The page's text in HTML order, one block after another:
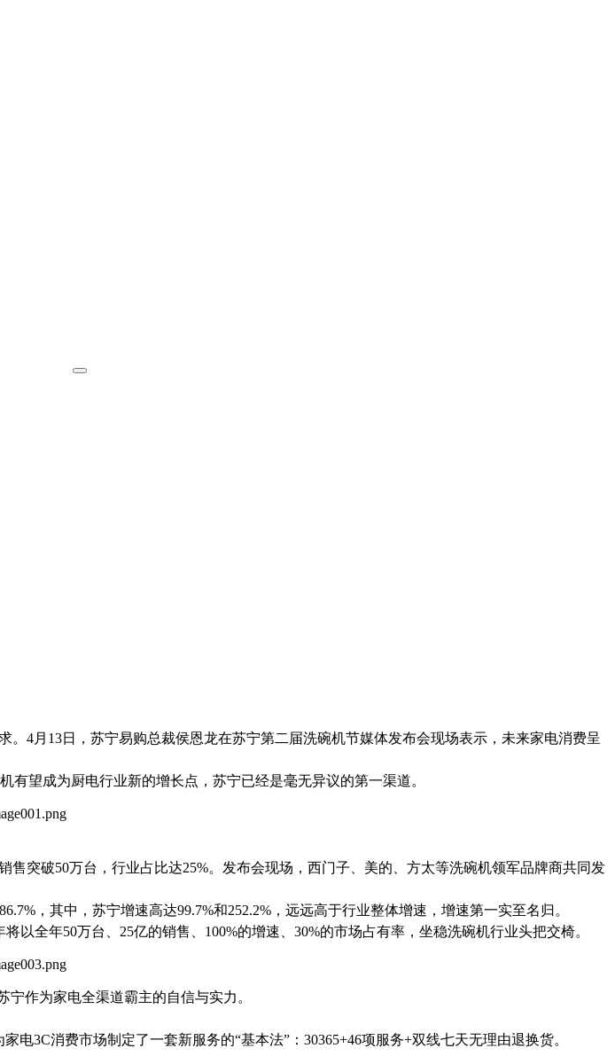
。 4月 13日，苏宁易购总裁侯恩龙在苏宁第二届洗碗机节媒体发布会现场表示，未来家电消费呈
有望成为厨电行业新的增长点，苏宁已经是毫无异议的第一渠道。
售突破50万台，行业占比达25%。发布会现场，西门子、美的、方太等洗碗机领军品牌商共同发
，其中，苏宁增速高达99.7%和252.2% ，远远高于行业整体增速，增速第一实至名归。
将以全年50万台、 25亿的销售、 100%的增速、 30%的市场占有率，坐稳洗碗机行业头把交椅。
宁作为家电全渠道霸主的自信与实力。
家电3C消费市场制定了一套新服务的“基本法”： 30365+46项服务+双线七天无理由退换货。